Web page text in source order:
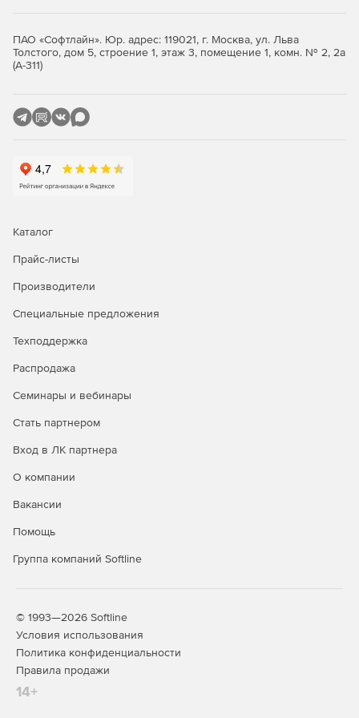
Возвращение неограниченного количества
режима восстановления – быстрое и расширенное
восстановление с поддержкой различных задач и
Восстановление системы после сбоя компьютера
Инструмент восстановления данных Recoverit поможет
созданием загрузочного USB-накопителя
ПАО «Софтлайн». Юр. адрес: 119021, г. Москва, ул. Льва
Толстого, дом 5, строение 1, этаж 3, помещение 1, комн. № 2, 2а
(А-311)
Каталог
Прайс-листы
Производители
Специальные предложения
Техподдержка
Распродажа
Семинары и вебинары
Стать партнером
Вход в ЛК партнера
О компании
Вакансии
Помощь
Группа компаний Softline
© 1993—2026 Softline
Условия использования
Политика конфиденциальности
Правила продажи
14+